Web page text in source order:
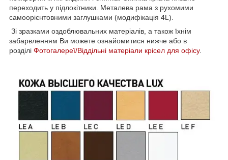
переходить у підлокітники. Металева рама з рухомими
самоорієнтовними заглушками (модифікація 4L).
Зі зразками оздоблювальних матеріалів, а також їхнім
забарвленням Ви можете ознайомитися нижче або в
розділі Фотогалереї/Віддільні матеріали крісел для офісу.